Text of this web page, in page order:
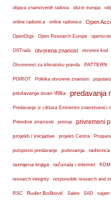
objava znanstvenih radova obzor europa
online radionica online radionice Open
OpenOrgs Open Research Europe
OSTrails otvorena znanost otvoreni kod
Otvorenost za klimatsku pravdu PATTERN
POIROT Politika otvorene znanosti
predavanja izvan IRBa predavanja
Predavanje iz ciklusa Eminentni znanstvenici
Prirodne znanosti pristup privremeni
projekti / inicijative projekti Centra
putopisno predavanje putovanja radionica
razmjena knjiga računala i internet RDM
research integrity responsible research and
RSC Ruđer Bošković Sabre SAD sajam